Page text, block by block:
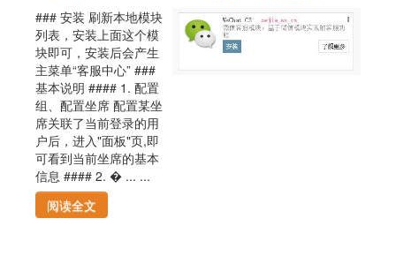
### 安装 刷新本地模块
列表，安装上面这个模
块即可，安装后会产生
主菜单“客服中心” ###
基本说明 #### 1. 配置
组、配置坐席 配置某坐
席关联了当前登录的用
户后，进入"面板"页,即
可看到当前坐席的基本
信息 #### 2. � ... ...
阅读全文